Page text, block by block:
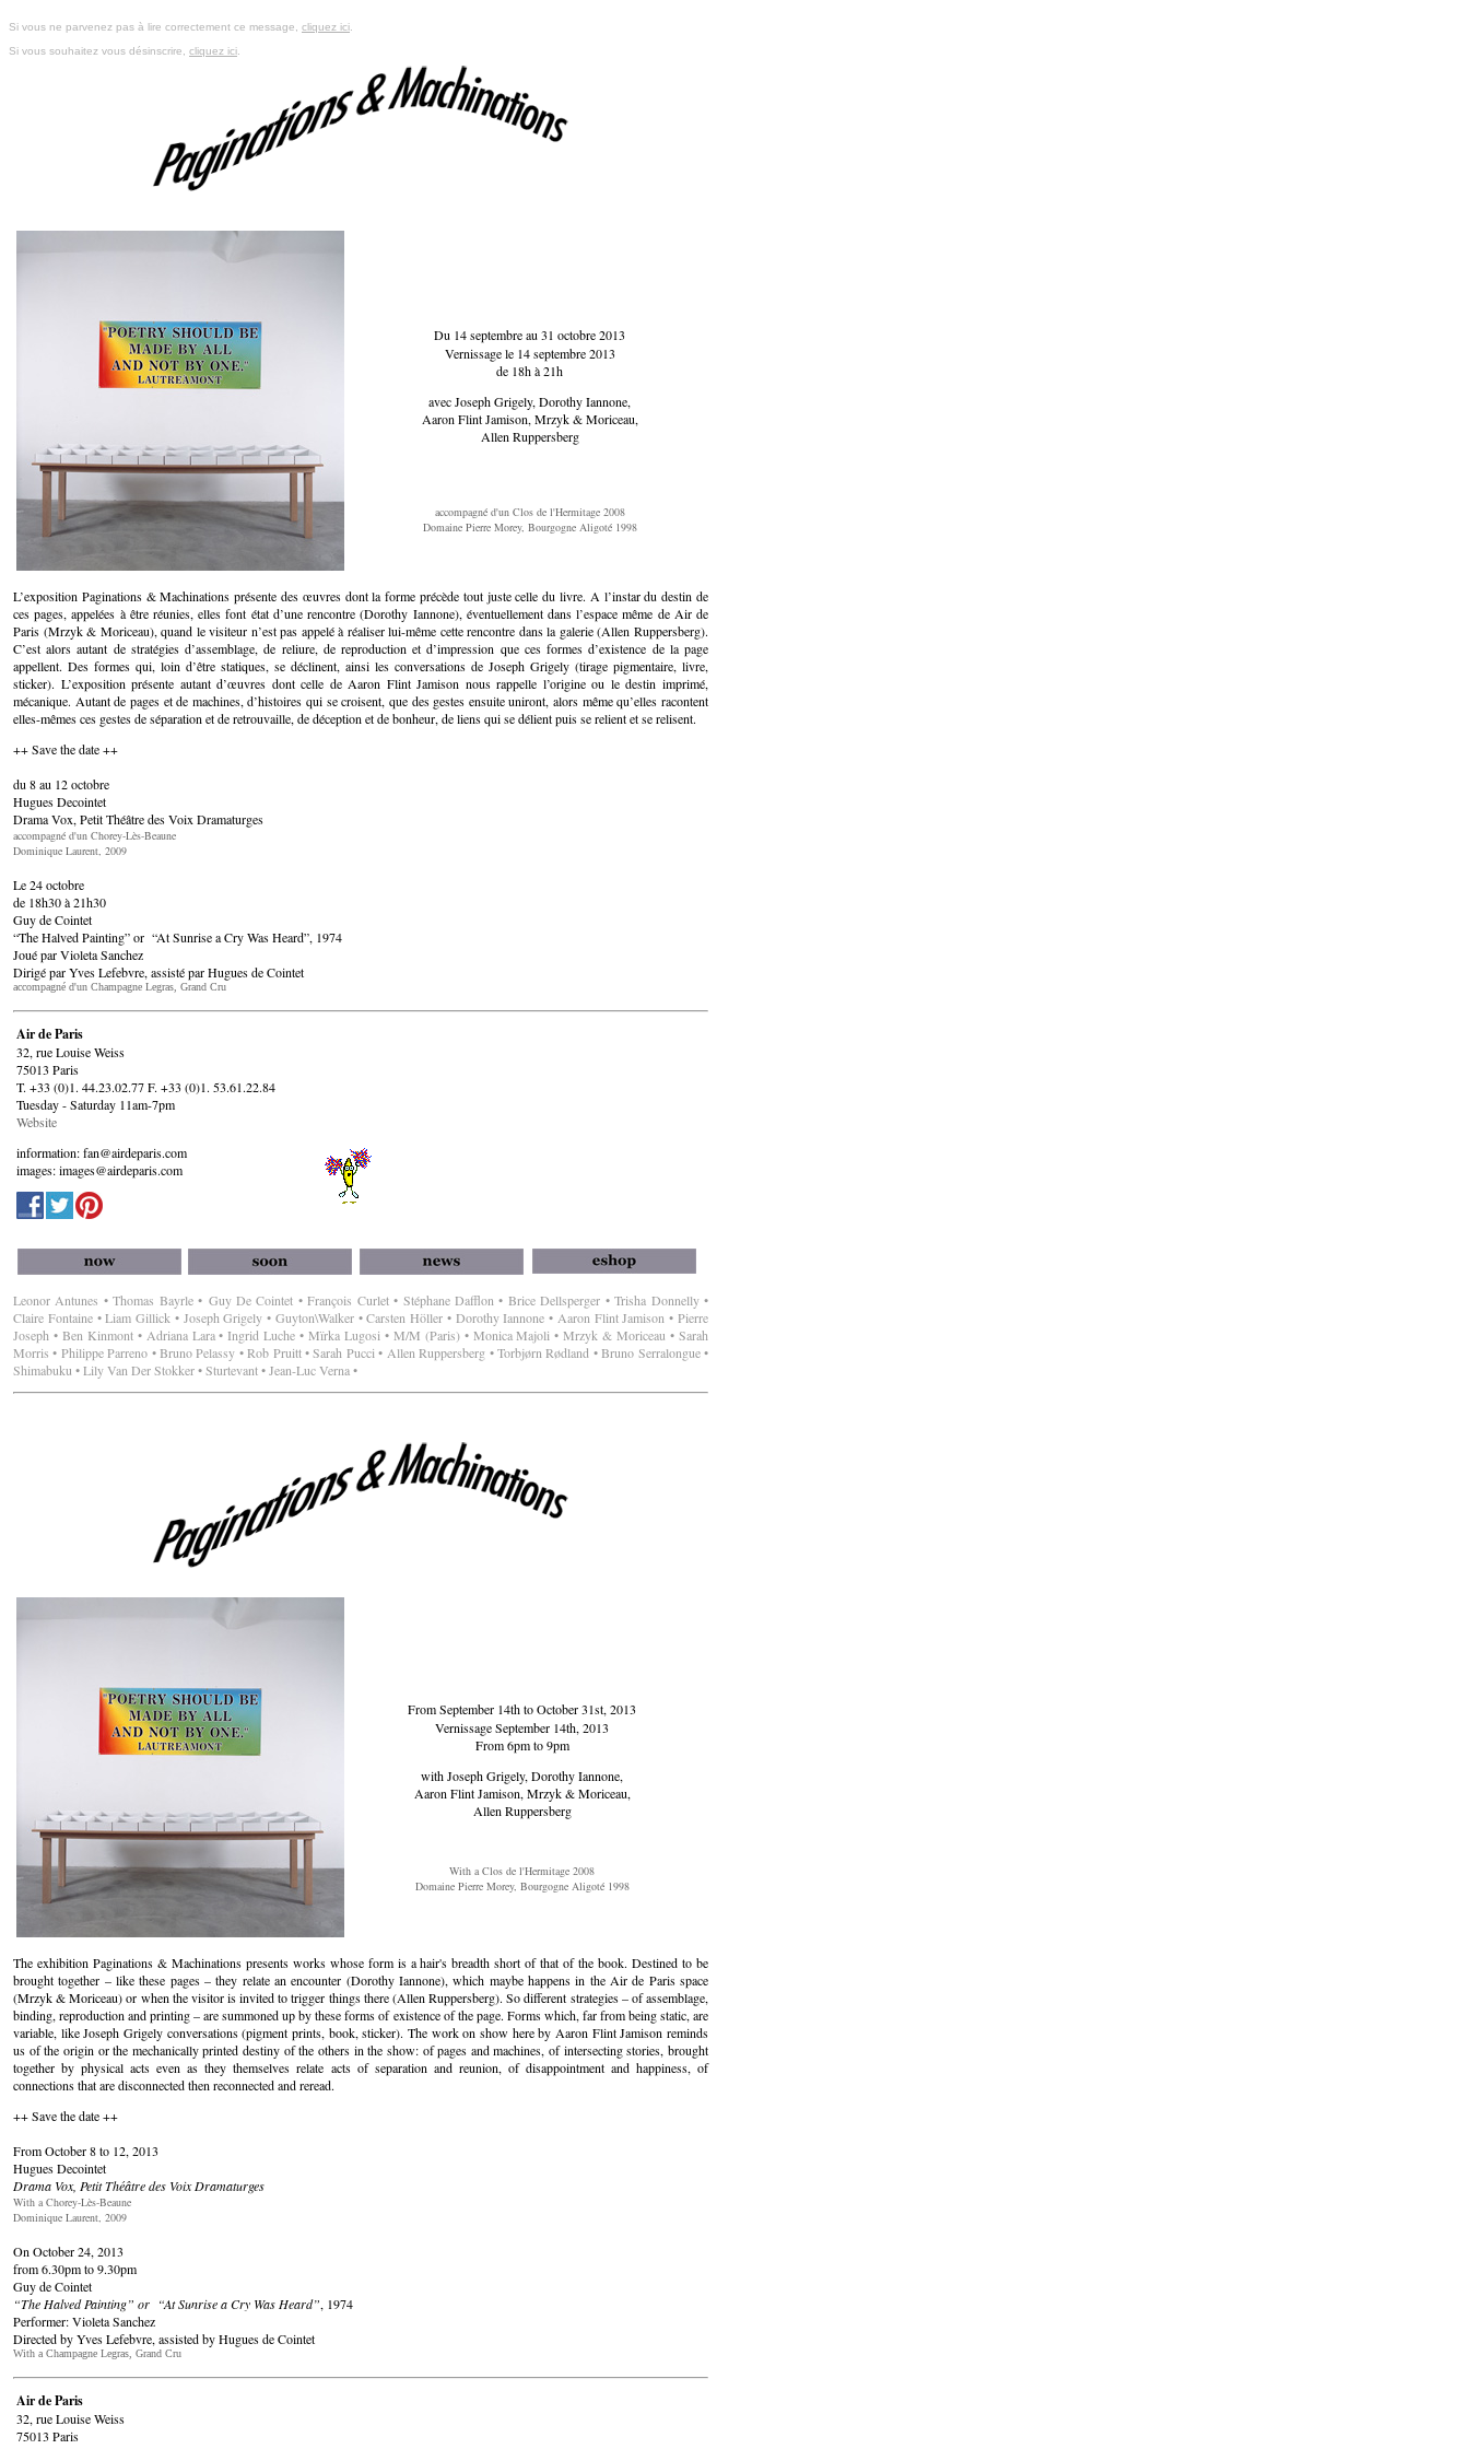
Si vous ne parvenez pas à lire correctement ce message, cliquez ici
Si vous souhaitez vous désinscrire, cliquez ici
Du 14 septembre au 31 octobre 2013
Vernissage le 14 septembre 2013
de 18h à 21h
avec Joseph Grigely, Dorothy Iannone,
Aaron Flint Jamison, Mrzyk & Moriceau,
Allen Ruppersberg
accompagné d'un Clos de l'Hermitage 2008
Domaine Pierre Morey, Bourgogne Aligoté 1998
L’exposition Paginations & Machinations présente des œuvres dont la forme précède tout juste celle du livre. A l’instar du destin de
ces pages, appelées à être réunies, elles font état d’une rencontre (Dorothy Iannone), éventuellement dans l’espace même de Air de
Paris (Mrzyk & Moriceau), quand le visiteur n’est pas appelé à réaliser lui-même cette rencontre dans la galerie (Allen Ruppersberg).
C’est alors autant de stratégies d’assemblage, de reliure, de reproduction et d’impression que ces formes d’existence de la page
appellent. Des formes qui, loin d’être statiques, se déclinent, ainsi les conversations de Joseph Grigely (tirage pigmentaire, livre,
sticker). L’exposition présente autant d’œuvres dont celle de Aaron Flint Jamison nous rappelle l’origine ou le destin imprimé,
mécanique. Autant de pages et de machines, d’histoires qui se croisent, que des gestes ensuite uniront, alors même qu’elles racontent
elles-mêmes ces gestes de séparation et de retrouvaille, de déception et de bonheur, de liens qui se délient puis se relient et se relisent.
++ Save the date ++
du 8 au 12 octobre
Hugues Decointet
Drama Vox, Petit Théâtre des Voix Dramaturges
accompagné d'un Chorey-Lès-Beaune
Dominique Laurent, 2009
Le 24 octobre
de 18h30 à 21h30
Guy de Cointet
“The Halved Painting” or “At Sunrise a Cry Was Heard”, 1974
Joué par Violeta Sanchez
Dirigé par Yves Lefebvre, assisté par Hugues de Cointet
accompagné d'un Champagne Legras, Grand Cru
Air de Paris
32, rue Louise Weiss
75013 Paris
T. +33 (0)1. 44.23.02.77 F. +33 (0)1. 53.61.22.84
Tuesday - Saturday 11am-7pm
Website
information: fan@airdeparis.com
images: images@airdeparis.com
Leonor Antunes • Thomas Bayrle • Guy De Cointet • François Curlet • Stéphane Dafflon • Brice Dellsperger • Trisha Donnelly •
Claire Fontaine • Liam Gillick • Joseph Grigely • Guyton\Walker • Carsten Höller • Dorothy Iannone • Aaron Flint Jamison • Pierre
Joseph • Ben Kinmont • Adriana Lara • Ingrid Luche • Mïrka Lugosi • M/M (Paris) • Monica Majoli • Mrzyk & Moriceau • Sarah
Morris • Philippe Parreno • Bruno Pelassy • Rob Pruitt • Sarah Pucci • Allen Ruppersberg • Torbjørn Rødland • Bruno Serralongue •
Shimabuku • Lily Van Der Stokker • Sturtevant • Jean-Luc Verna •
From September 14th to October 31st, 2013
Vernissage September 14th, 2013
From 6pm to 9pm
with Joseph Grigely, Dorothy Iannone,
Aaron Flint Jamison, Mrzyk & Moriceau,
Allen Ruppersberg
With a Clos de l'Hermitage 2008
Domaine Pierre Morey, Bourgogne Aligoté 1998
The exhibition Paginations & Machinations presents works whose form is a hair's breadth short of that of the book. Destined to be
brought together – like these pages – they relate an encounter (Dorothy Iannone), which maybe happens in the Air de Paris space
(Mrzyk & Moriceau) or when the visitor is invited to trigger things there (Allen Ruppersberg). So different strategies – of assemblage,
binding, reproduction and printing – are summoned up by these forms of existence of the page. Forms which, far from being static, are
variable, like Joseph Grigely conversations (pigment prints, book, sticker). The work on show here by Aaron Flint Jamison reminds
us of the origin or the mechanically printed destiny of the others in the show: of pages and machines, of intersecting stories, brought
together by physical acts even as they themselves relate acts of separation and reunion, of disappointment and happiness, of
connections that are disconnected then reconnected and reread.
++ Save the date ++
From October 8 to 12, 2013
Hugues Decointet
Drama Vox, Petit Théâtre des Voix Dramaturges
With a Chorey-Lès-Beaune
Dominique Laurent, 2009
On October 24, 2013
from 6.30pm to 9.30pm
Guy de Cointet
“The Halved Painting” or “At Sunrise a Cry Was Heard”, 1974
Performer: Violeta Sanchez
Directed by Yves Lefebvre, assisted by Hugues de Cointet
With a Champagne Legras, Grand Cru
Air de Paris
32, rue Louise Weiss
75013 Paris